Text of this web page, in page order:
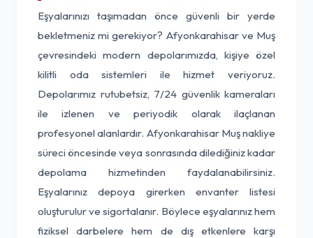
Eşyalarınızı taşımadan önce güvenli bir yerde
bekletmeniz mi gerekiyor? Afyonkarahisar ve Muş
çevresindeki modern depolarımızda, kişiye özel
kilitli oda sistemleri ile hizmet veriyoruz.
Depolarımız rutubetsiz, 7/24 güvenlik kameraları
ile izlenen ve periyodik olarak ilaçlanan
profesyonel alanlardır. Afyonkarahisar Muş nakliye
süreci öncesinde veya sonrasında dilediğiniz kadar
depolama hizmetinden faydalanabilirsiniz.
Eşyalarınız depoya girerken envanter listesi
oluşturulur ve sigortalanır. Böylece eşyalarınız hem
fiziksel darbelere hem de dış etkenlere karşı